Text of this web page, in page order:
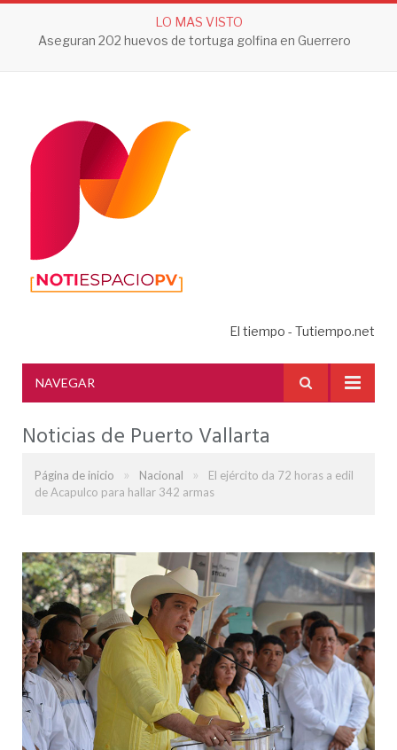
LO MAS VISTO
Aseguran 202 huevos de tortuga golfina en Guerrero
El tiempo - Tutiempo.net
NAVEGAR
Noticias de Puerto Vallarta
Página de inicio » Nacional »
El ejército da 72 horas a edil
de Acapulco para hallar 342 armas